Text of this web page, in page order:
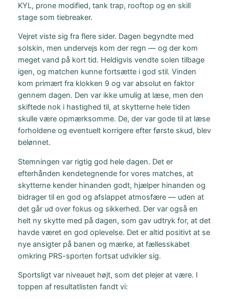
KYL, prone modified, tank trap, rooftop og en skill
stage som tiebreaker.
Vejret viste sig fra flere sider. Dagen begyndte med
solskin, men undervejs kom der regn — og der kom
meget vand på kort tid. Heldigvis vendte solen tilbage
igen, og matchen kunne fortsætte i god stil. Vinden
kom primært fra klokken 9 og var absolut en faktor
gennem dagen. Den var ikke umulig at læse, men den
skiftede nok i hastighed til, at skytterne hele tiden
skulle være opmærksomme. De, der var gode til at læse
forholdene og eventuelt korrigere efter første skud, blev
belønnet.
Stemningen var rigtig god hele dagen. Det er
efterhånden kendetegnende for vores matches, at
skytterne kender hinanden godt, hjælper hinanden og
bidrager til en god og afslappet atmosfære — uden at
det går ud over fokus og sikkerhed. Der var også en
helt ny skytte med på dagen, som gav udtryk for, at det
havde været en god oplevelse. Det er altid positivt at se
nye ansigter på banen og mærke, at fællesskabet
omkring PRS-sporten fortsat udvikler sig.
Sportsligt var niveauet højt, som det plejer at være. I
toppen af resultatlisten fandt vi: